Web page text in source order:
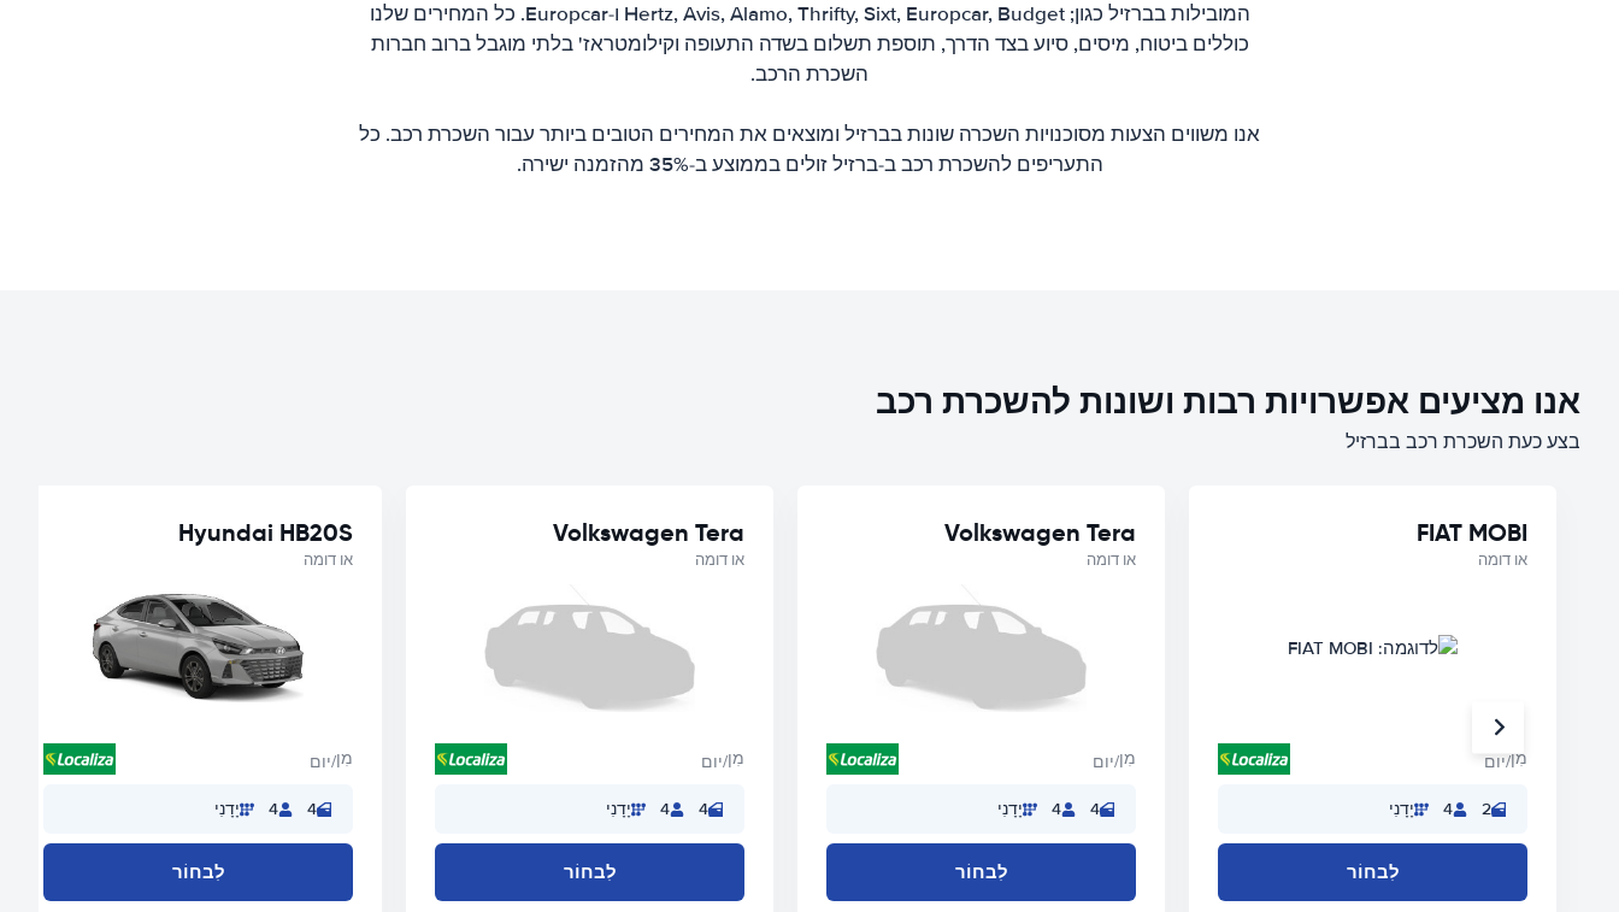
המובילות בברזיל כגון; Hertz, Avis, Alamo, Thrifty, Sixt, Europcar, Budget ו-Europcar. כל המחירים שלנו
כוללים ביטוח, מיסים, סיוע בצד הדרך, תוספת תשלום בשדה התעופה וקילומטראז' בלתי מוגבל ברוב חברות
השכרת הרכב.
אנו משווים הצעות מסוכנויות השכרה שונות בברזיל ומוצאים את המחירים הטובים ביותר עבור השכרת רכב. כל
התעריפים להשכרת רכב ב-ברזיל זולים בממוצע ב-35% מהזמנה ישירה.
אנו מציעים אפשרויות רבות ושונות להשכרת רכב
בצע כעת השכרת רכב בברזיל
FIAT MOBI
או דומה
מִן/יום
2
4 יָדָנִי
לִבחוֹר
Volkswagen Tera
או דומה
מִן/יום
4
4 יָדָנִי
לִבחוֹר
Volkswagen Tera
או דומה
מִן/יום
4
4 יָדָנִי
לִבחוֹר
Hyundai HB20S
או דומה
מִן/יום
4
4 יָדָנִי
לִבחוֹר